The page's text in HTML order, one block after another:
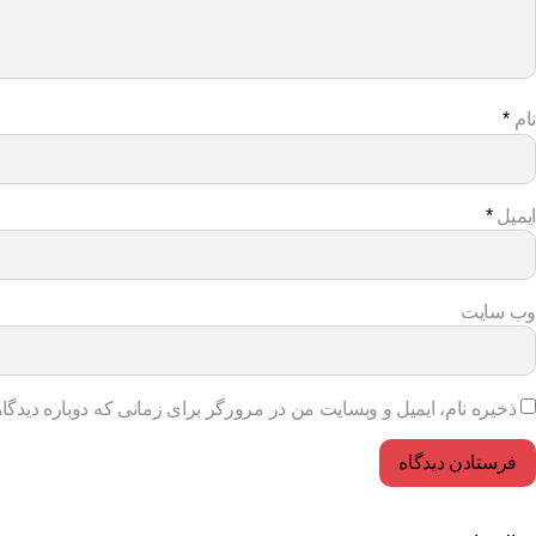
نام *
ایمیل*
وب‌ سایت
ذخیره نام، ایمیل و وبسایت من در مرورگر برای زمانی که دوباره